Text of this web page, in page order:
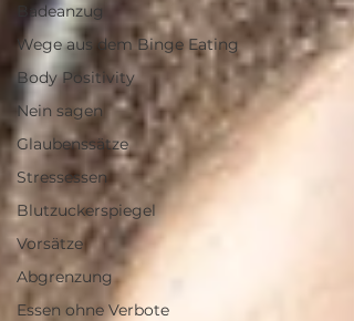
Badeanzug
Wege aus dem Binge Eating
Body Positivity
Nein sagen
Glaubenssätze
Stressessen
Blutzuckerspiegel
Vorsätze
Abgrenzung
Essen ohne Verbote